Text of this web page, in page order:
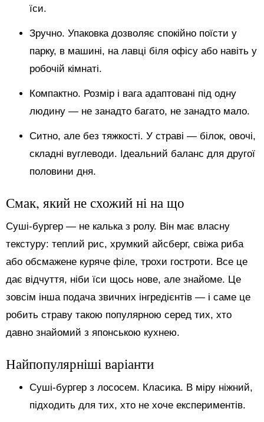
їси.
Зручно. Упаковка дозволяє спокійно поїсти у
парку, в машині, на лавці біля офісу або навіть у
робочій кімнаті.
Компактно. Розмір і вага адаптовані під одну
людину — не занадто багато, не занадто мало.
Ситно, але без тяжкості. У страві — білок, овочі,
складні вуглеводи. Ідеальний баланс для другої
половини дня.
Смак, який не схожий ні на що
Суші-бургер — не калька з ролу. Він має власну
текстуру: теплий рис, хрумкий айсберг, свіжа риба
або обсмажене куряче філе, трохи гостроти. Все це
дає відчуття, ніби їси щось нове, але знайоме. Це
зовсім інша подача звичних інгредієнтів — і саме це
робить страву такою популярною серед тих, хто
давно знайомий з японською кухнею.
Найпопулярніші варіанти
Суші-бургер з лососем. Класика. В міру ніжний,
підходить для тих, хто не хоче експериментів.